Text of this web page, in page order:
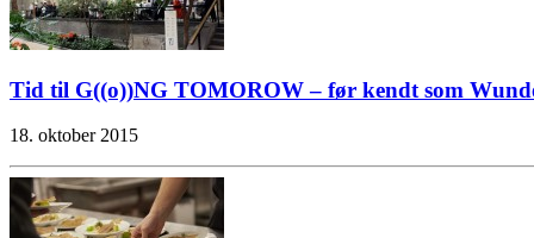
Tid til G((o))NG TOMOROW – før kendt som
18. oktober 2015